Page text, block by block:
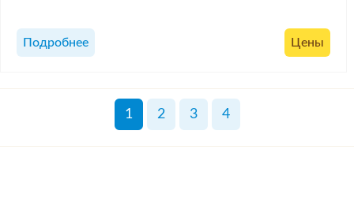
Подробнее Цены
1 2 3 4